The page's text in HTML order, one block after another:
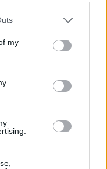
my
ίδια
24,